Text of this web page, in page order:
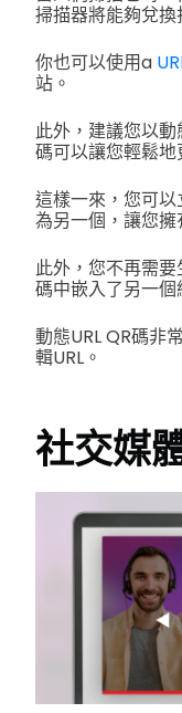
掃描器將能夠兌換
你也可以使用a
站。
此外，建議您以動
碼可以讓您輕鬆地
這樣一來，您可以
為另一個，讓您擁
此外，您不再需
碼中嵌入了另一個
動態URL QR碼非
輯URL。
社交媒